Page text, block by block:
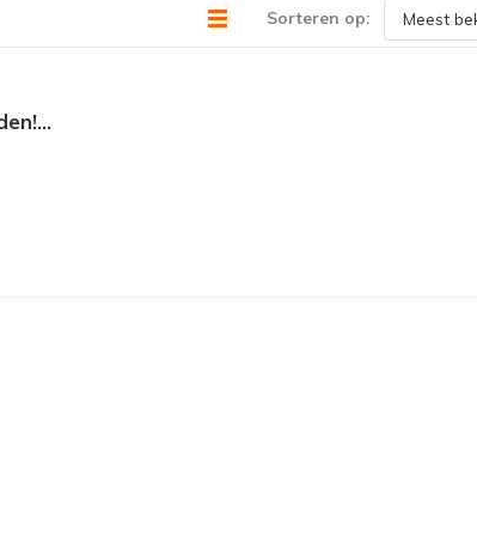
Sorteren op: